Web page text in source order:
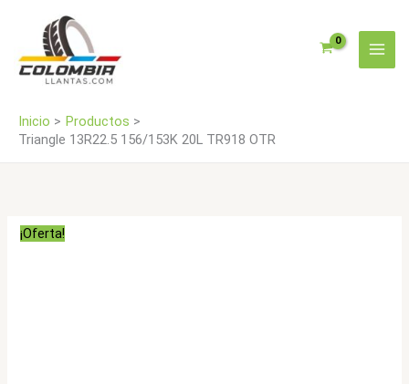
contenido
Inicio
Productos
Triangle 13R22.5 156/153K 20L TR918 OTR
¡Oferta!
cantidad